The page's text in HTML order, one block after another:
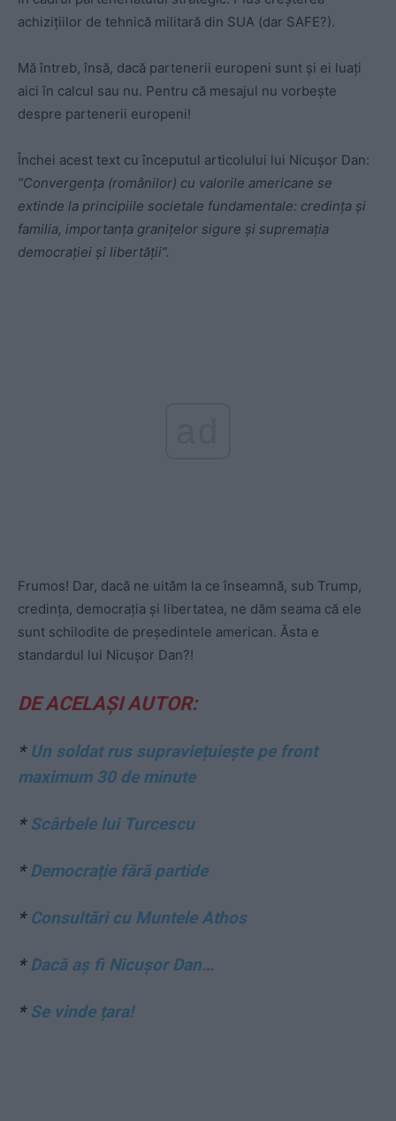
achizițiilor de tehnică militară din SUA (dar SAFE?).
Mă întreb, însă, dacă partenerii europeni sunt și ei luați
aici în calcul sau nu. Pentru că mesajul nu vorbește
despre partenerii europeni!
Închei acest text cu începutul articolului lui Nicușor Dan:
”Convergența (românilor) cu valorile americane se
extinde la principiile societale fundamentale: credința și
familia, importanța granițelor sigure și supremația
democrației și libertății”.
Frumos! Dar, dacă ne uităm la ce înseamnă, sub Trump,
credința, democrația și libertatea, ne dăm seama că ele
sunt schilodite de președintele american. Ăsta e
standardul lui Nicușor Dan?!
DE ACELAȘI AUTOR:
* Un soldat rus supraviețuiește pe front
maximum 30 de minute
* Scârbele lui Turcescu
*Democrație fără partide
* Consultări cu Muntele Athos
*Dacă aș fi Nicușor Dan…
* Se vinde țara!